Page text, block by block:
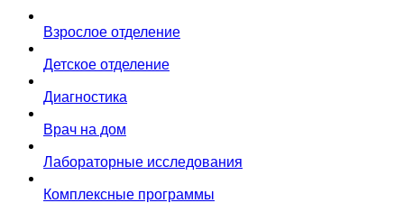
Взрослое отделение
Детское отделение
Диагностика
Врач на дом
Лабораторные исследования
Комплексные программы